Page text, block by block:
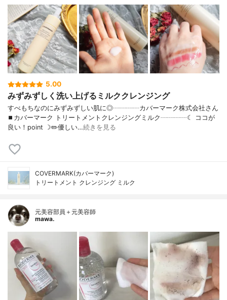
5.00
みずみずしく洗い上げるミルククレンジング
すべもちなのにみずみずしい肌に◎┈┈┈┈カバーマーク株式会社さん
⏹カバーマーク トリートメントクレンジングミルク┈┈┈┈☾ ココが
良い！point ☽✏️優しい…続きを見る
COVERMARK(カバーマーク)
トリートメント クレンジング ミルク
元美容部員＋元美容師
mawa.